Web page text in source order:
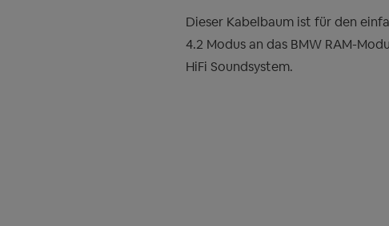
Dieser Kabelbaum ist für den
4.2 Modus an das BMW RAM-
HiFi Soundsystem.